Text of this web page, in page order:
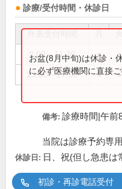
診療/受付時間・休診日
8:00～11:30 ● ●
13:00～17:00 ● ●
お盆(8月中旬)は休診・
に必ず医療機関に直接ご
備考: 診療時間|午前
当院は診療予約専
休診日: 日、祝(但し急患は
初診・再診電話受付